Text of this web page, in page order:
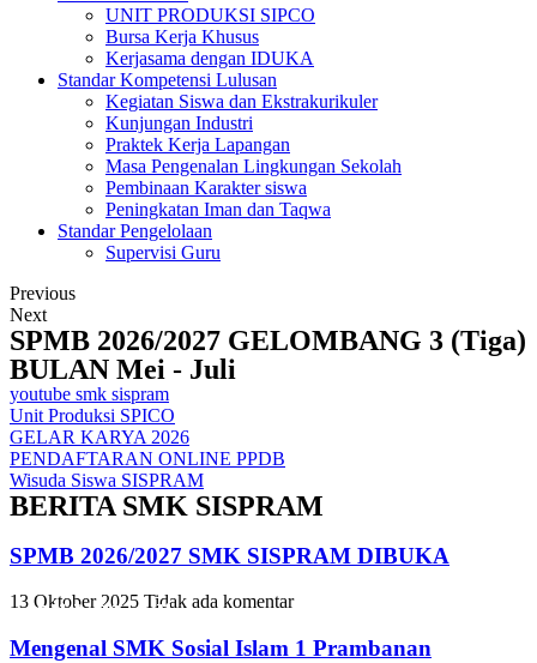
UNIT PRODUKSI SIPCO
Bursa Kerja Khusus
Kerjasama dengan IDUKA
Standar Kompetensi Lulusan
Kegiatan Siswa dan Ekstrakurikuler
Kunjungan Industri
Praktek Kerja Lapangan
Masa Pengenalan Lingkungan Sekolah
Pembinaan Karakter siswa
Peningkatan Iman dan Taqwa
Standar Pengelolaan
Supervisi Guru
Slide Heading
Slide Heading
Slide Heading
Previous
Next
SPMB 2026/2027 GELOMBANG 3 (Tiga)
BULAN Mei - Juli
youtube smk sispram
Unit Produksi SPICO
GELAR KARYA 2026
PENDAFTARAN ONLINE PPDB
Wisuda Siswa SISPRAM
BERITA SMK SISPRAM
SPMB 2026/2027 SMK SISPRAM DIBUKA
13 Oktober 2025 Tidak ada komentar
Mengenal SMK Sosial Islam 1 Prambanan